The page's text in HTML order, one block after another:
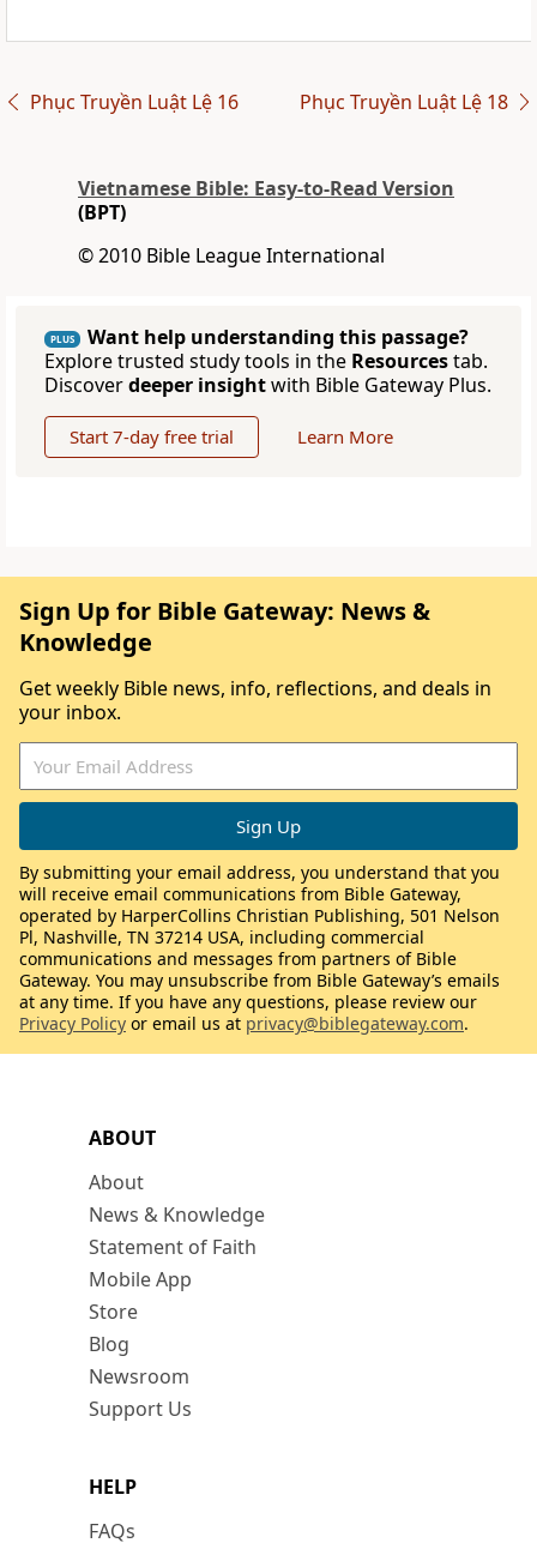
Phục Truyền Luật Lệ 16 Phục Truyền Luật Lệ 18
Vietnamese Bible: Easy-to-Read Version
(BPT)
© 2010 Bible League International
PLUS
Want help understanding this passage?
Explore trusted study tools in the Resourcestab.
Discoverdeeper insightwith Bible Gateway Plus.
Start 7-day free trial Learn More
ABOUT
About
News & Knowledge
Statement of Faith
Mobile App
Store
Blog
Newsroom
Support Us
HELP
FAQs
Sign Up for Bible Gateway: News &
Knowledge
Get weekly Bible news, info, reflections, and deals in
your inbox.
By submitting your email address, you understand that you
will receive email communications from Bible Gateway,
operated by HarperCollins Christian Publishing, 501 Nelson
Pl, Nashville, TN 37214 USA, including commercial
communications and messages from partners of Bible
Gateway. You may unsubscribe from Bible Gateway’s emails
at any time. If you have any questions, please review our
Privacy Policy or email us at privacy@biblegateway.com.